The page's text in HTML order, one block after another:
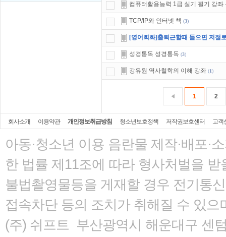
컴퓨터활용능력 1급 실기 필기 강좌
TCP/IP와 인터넷 책 (3)
[영어회화]출퇴근할때 들으면 저절
성경통독 성경통독 (3)
강유원 역사철학의 이해 강좌 (1)
1 2
회사소개 이용약관 개인정보취급방침 청소년보호정책 저작권보호센터 고객
아동·청소년 이용 음란물 제작·배포·
한 법률 제11조에 따라 형사처벌을 받
불법촬영물등을 게재할 경우 전기통
접속차단 등의 조치가 취해질 수 있으
(주) 쉬프트 부산광역시 해운대구 센